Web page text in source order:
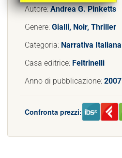
Autore:Andrea G. Pinketts
Genere: Gialli, Noir, Thriller
Categoria: Narrativa Italiana
Casa editrice: Feltrinelli
Anno di pubblicazione: 2007
Confronta prezzi: